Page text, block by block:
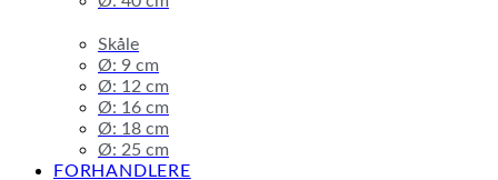
Skåle
Ø: 9 cm
Ø: 12 cm
Ø: 16 cm
Ø: 18 cm
Ø: 25 cm
FORHANDLERE